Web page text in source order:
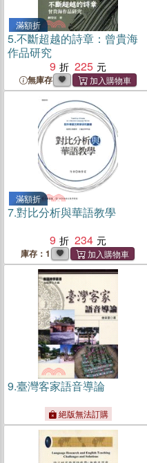
滿額折
5.不斷超越的詩章：曾貴海
作品研究
9
225
無庫存
滿額折
7.對比分析與華語教學
9
234
庫存：1
9.臺灣客家語音導論
絕版無法訂購